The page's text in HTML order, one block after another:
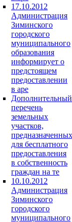
17.10.2012
Администрация
Зиминского
городского
муниципального
образования
информирует о
предстоящем
предоставлении
в аре
Дополнительный
перечень
земельных
участков,
предназначенных
для бесплатного
предоставления
в собственность
граждан на те
10.10.2012
Администрация
Зиминского
городского
муниципального